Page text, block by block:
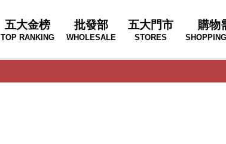
五大金榜
TOP RANKING
批發部
WHOLESALE
五大門市
STORES
購物